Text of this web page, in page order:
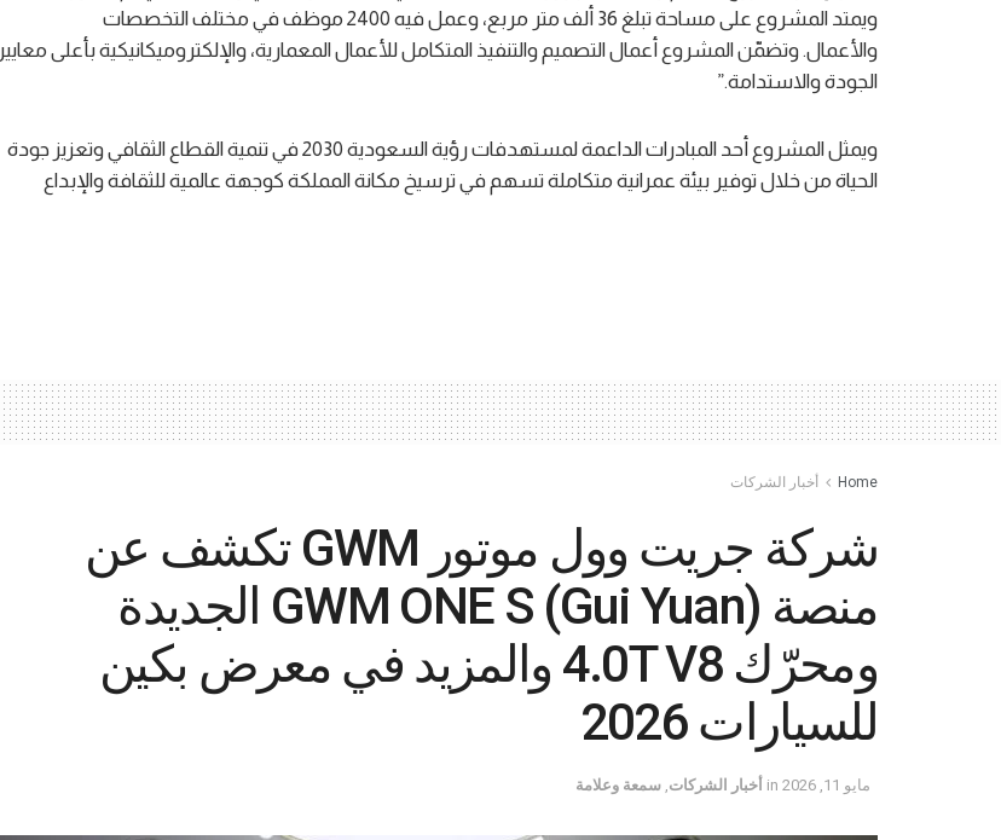
ويمتد المشروع على مساحة تبلغ 36 ألف متر مربع، وعمل فيه 2400 موظف في مختلف التخصصات
والأعمال. وتضمّن المشروع أعمال التصميم والتنفيذ المتكامل للأعمال المعمارية، والإلكتروميكانيكية بأعلى معايير
الجودة والاستدامة.”
ويمثل المشروع أحد المبادرات الداعمة لمستهدفات رؤية السعودية 2030 في تنمية القطاع الثقافي وتعزيز جودة
الحياة من خلال توفير بيئة عمرانية متكاملة تسهم في ترسيخ مكانة المملكة كوجهة عالمية للثقافة والإبداع
Home أخبار الشركات
شركة جريت وول موتور GWM تكشف عن
منصة GWM ONE S (Gui Yuan) الجديدة
ومحرّك 4.0T V8 والمزيد في معرض بكين
للسيارات 2026
مايو 11, 2026 in أخبار الشركات, سمعة وعلامة